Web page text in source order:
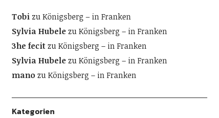
TobizuKönigsberg – in Franken
Sylvia HubelezuKönigsberg – in Franken
3he fecitzuKönigsberg – in Franken
Sylvia HubelezuKönigsberg – in Franken
manozuKönigsberg – in Franken
Kategorien